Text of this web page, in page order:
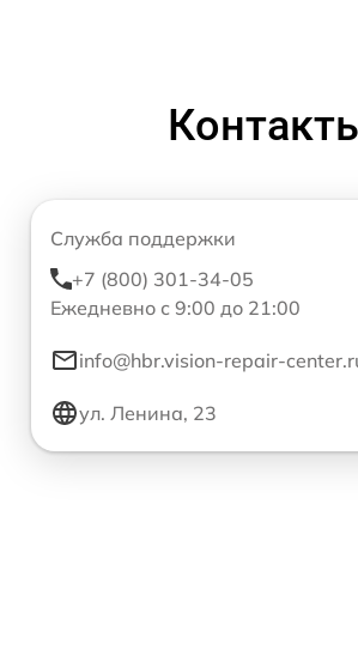
Служба поддержки
+7 (800) 301-34-05
Ежедневно с 9:00 до 21:00
info@hbr.vision-repair-
ул. Ленина, 23